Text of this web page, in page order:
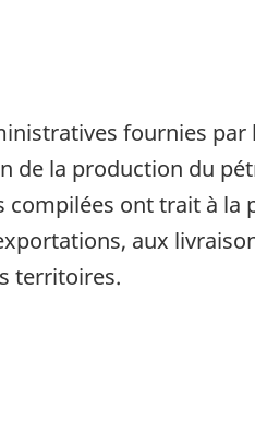
fournies
la production du
ont trait à
aux
territoires.